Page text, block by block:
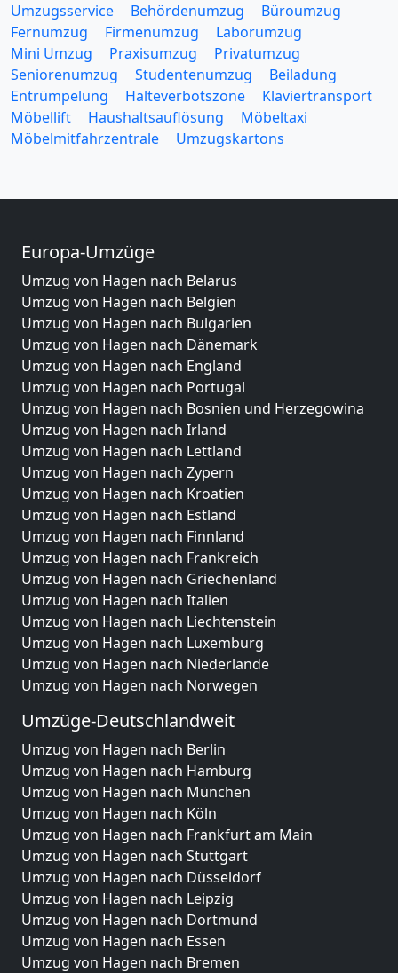
Umzugsservice Behördenumzug
Büroumzug
Fernumzug
Firmenumzug
Laborumzug
Mini Umzug
Praxisumzug
Privatumzug
Seniorenumzug
Studentenumzug
Beiladung
Entrümpelung
Halteverbotszone
Klaviertransport
Möbellift
Haushaltsauflösung
Möbeltaxi
Möbelmitfahrzentrale
Umzugskartons
Europa-Umzüge
Umzug von Hagen nach Belarus
Umzug von Hagen nach Belgien
Umzug von Hagen nach Bulgarien
Umzug von Hagen nach Dänemark
Umzug von Hagen nach England
Umzug von Hagen nach Portugal
Umzug von Hagen nach Bosnien und Herzegowina
Umzug von Hagen nach Irland
Umzug von Hagen nach Lettland
Umzug von Hagen nach Zypern
Umzug von Hagen nach Kroatien
Umzug von Hagen nach Estland
Umzug von Hagen nach Finnland
Umzug von Hagen nach Frankreich
Umzug von Hagen nach Griechenland
Umzug von Hagen nach Italien
Umzug von Hagen nach Liechtenstein
Umzug von Hagen nach Luxemburg
Umzug von Hagen nach Niederlande
Umzug von Hagen nach Norwegen
Umzüge-Deutschlandweit
Umzug von Hagen nach Berlin
Umzug von Hagen nach Hamburg
Umzug von Hagen nach München
Umzug von Hagen nach Köln
Umzug von Hagen nach Frankfurt am Main
Umzug von Hagen nach Stuttgart
Umzug von Hagen nach Düsseldorf
Umzug von Hagen nach Leipzig
Umzug von Hagen nach Dortmund
Umzug von Hagen nach Essen
Umzug von Hagen nach Bremen